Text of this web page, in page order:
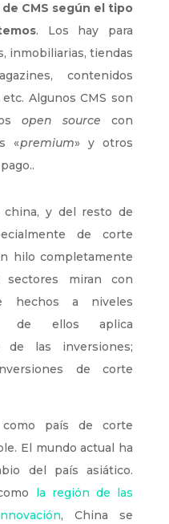
CMS según el tipo
. Los hay para
inmobiliarias, tiendas
contenidos
Algunos CMS son
open source
con
«premium» y otros
y del resto de
de corte
hilo completamente
sectores miran con
hechos a niveles
de ellos aplica
de las inversiones;
de corte
país de corte
El mundo actual ha
del país asiático.
la región de las
, China se